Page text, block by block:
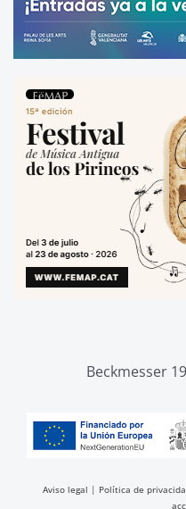
Beckmesser
Aviso legal | Política de